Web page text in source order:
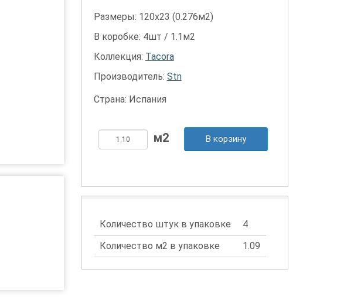
Размеры: 120х23 (0.276м2)
В коробке: 4шт / 1.1м2
Коллекция: Tacora
Производитель: Stn
Страна: Испания
В корзину
Количество штук в упаковке
4
Количество м2 в упаковке
1.09